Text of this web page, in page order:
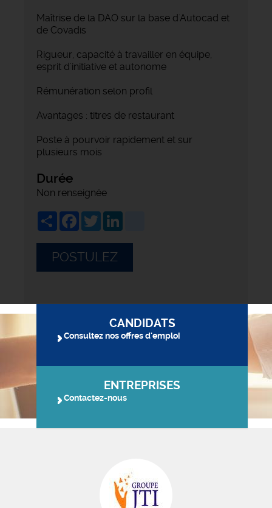
Maîtrise de la DAO sur la base d'Autocad et
de Covadis
Rigueur, capacité à travailler en équipe,
esprit d'initiative et autonome
Rémunération selon profil
Avantages : titres de restaurant
Poste à pourvoir rapidement et sur
plusieurs mois
Durée
Non renseignée
ShareFacebook
Twitter
POSTULEZ
CANDIDATS
Consultez nos offres d'emploi
ENTREPRISES
Contactez-nous